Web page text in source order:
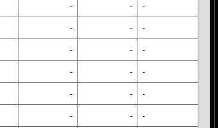
- - -
- - -
- - -
- - -
- - -
- - -